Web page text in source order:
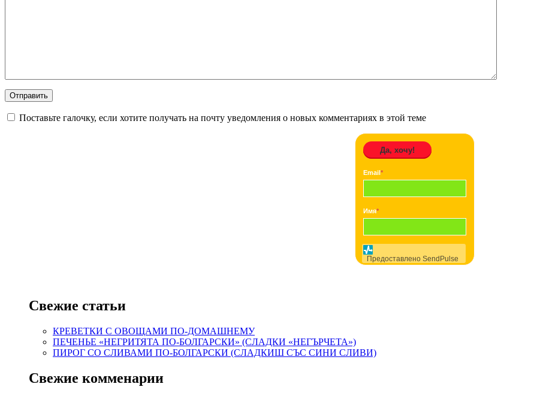
Поставьте галочку, если хотите получать на почту уведомления о новых комментариях в этой теме
Да, хочу!
Email *
Имя*
Предоставлено SendPulse
Свежие статьи
КРЕВЕТКИ С ОВОЩАМИ ПО-ДОМАШНЕМУ
ПЕЧЕНЬЕ «НЕГРИТЯТА ПО-БОЛГАРСКИ» (СЛАДКИ «НЕГЪРЧЕТА»)
ПИРОГ СО СЛИВАМИ ПО-БОЛГАРСКИ (СЛАДКИШ СЪС СИНИ СЛИВИ)
Свежие комменарии